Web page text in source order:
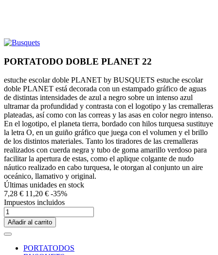
PORTATODO DOBLE PLANET 22
estuche escolar doble PLANET by BUSQUETS estuche escolar
doble PLANET está decorada con un estampado gráfico de aguas
de distintas intensidades de azul a negro sobre un intenso azul
ultramar da profundidad y contrasta con el logotipo y las cremalleras
plateadas, así como con las correas y las asas en color negro intenso.
En el logotipo, el planeta tierra, bordado con hilos turquesa sustituye
la letra O, en un guiño gráfico que juega con el volumen y el brillo
de los distintos materiales. Tanto los tiradores de las cremalleras
realizados con cuerda negra y tubo de goma amarillo verdoso para
facilitar la apertura de estas, como el aplique colgante de nudo
náutico realizado en cabo turquesa, le otorgan al conjunto un aire
oceánico, llamativo y original.
Últimas unidades en stock
7,28 € 11,20 € -35%
Impuestos incluidos
Añadir al carrito
PORTATODOS